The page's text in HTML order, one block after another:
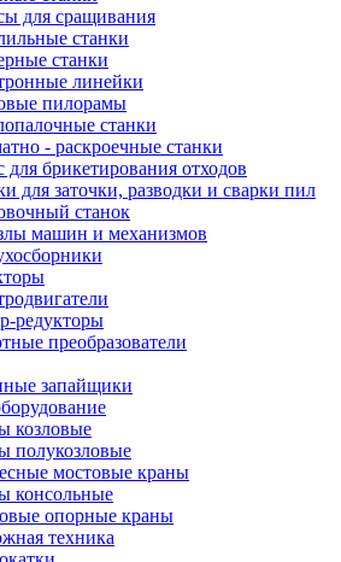
для сращивания
станки
станки
линейки
пилорамы
станки
- раскроечные станки
для брикетирования отходов
для заточки, разводки и сварки пил
станок
машин и механизмов
редукторы
преобразователи
запайщики
козловые
полукозловые
мостовые краны
консольные
опорные краны
техника